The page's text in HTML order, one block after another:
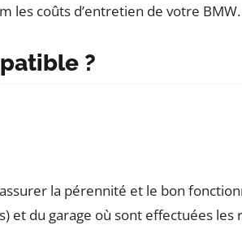
coûts d’entretien de votre
?
la pérennité et le bon
et du garage où sont effectuées les